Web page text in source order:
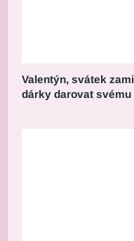
Valentýn, svátek
dárky darovat